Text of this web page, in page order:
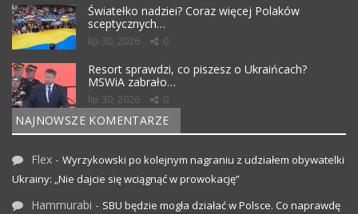
Światełko nadziei? Coraz więcej Polaków
sceptycznych…
lip 30, 2026 0
Resort sprawdzi, co piszesz o Ukraińcach?
MSWiA zabrało…
lip 30, 2026 0
NAJNOWSZE KOMENTARZE
Flex - Wyrzykowski po kolejnym nagraniu z udziałem obywatelki
Ukrainy: „Nie dajcie się wciągnąć w prowokację”
Hammurabi - SBU będzie mogła działać w Polsce. Co naprawdę